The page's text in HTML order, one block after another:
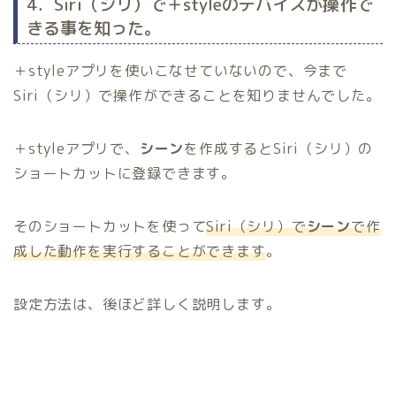
きる事を知った。
＋styleアプリを使いこなせていないので、今まで
Siri（シリ）で操作ができることを知りませんでした。
＋styleアプリで、 シーンを作成するとSiri（シリ）の
ショートカットに登録できます。
そのショートカットを使ってSiri（シリ）でシーンで作
成した動作を実行することができます。
設定方法は、後ほど詳しく説明します。